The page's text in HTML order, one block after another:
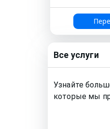
Все услуги
Узнайте
которые мы